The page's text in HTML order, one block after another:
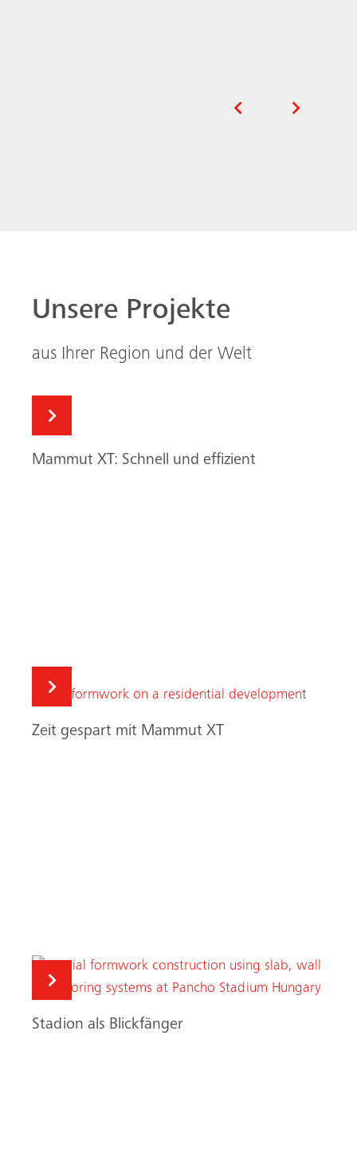
Unsere Projekte
aus Ihrer Region und der Welt
Mammut XT: Schnell und effizient
Zeit gespart mit Mammut XT
Stadion als Blickfänger